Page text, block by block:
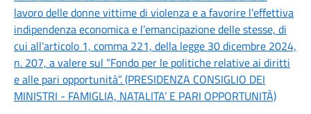
lavoro delle donne vittime di violenza e a favorire l’effettiva
indipendenza economica e l’emancipazione delle stesse, di
cui all’articolo 1, comma 221, della legge 30 dicembre 2024,
n. 207, a valere sul “Fondo per le politiche relative ai diritti
e alle pari opportunità”. (PRESIDENZA CONSIGLIO DEI
MINISTRI - FAMIGLIA, NATALITA’ E PARI OPPORTUNITÀ)